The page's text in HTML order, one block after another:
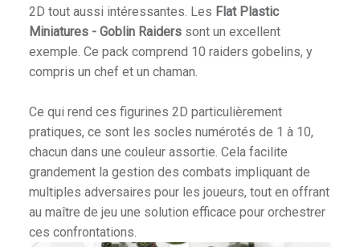
2D tout aussi intéressantes. Les Flat Plastic
Miniatures - Goblin Raiderssont un excellent
exemple. Ce pack comprend 10 raiders gobelins, y
compris un chef et un chaman.
Ce qui rend ces figurines 2D particulièrement
pratiques, ce sont les socles numérotés de 1 à 10,
chacun dans une couleur assortie. Cela facilite
grandement la gestion des combats impliquant de
multiples adversaires pour les joueurs, tout en offrant
au maître de jeu une solution efficace pour orchestrer
ces confrontations.